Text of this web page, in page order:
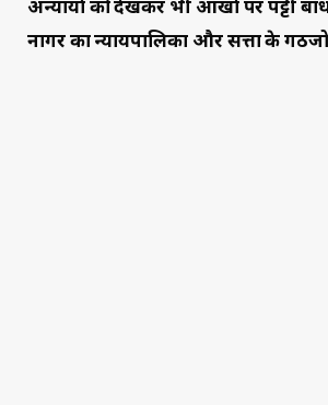
अन्यायों को देखकर भी आंखों पर पट्टी
नागर का न्यायपालिका और सत्ता के